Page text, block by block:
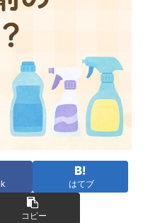
はてブ
コピー